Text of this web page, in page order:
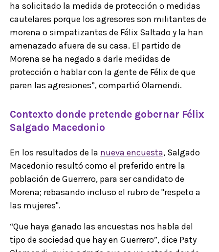
ha solicitado la medida de protección o medidas
cautelares porque los agresores son militantes de
morena o simpatizantes de Félix Saltado y la han
amenazado afuera de su casa. El partido de
Morena se ha negado a darle medidas de
protección o hablar con la gente de Félix de que
paren las agresiones”, compartió Olamendi.
Contexto donde pretende gobernar Félix
Salgado Macedonio
En los resultados de la nueva encuesta, Salgado
Macedonio resultó como el preferido entre la
población de Guerrero, para ser candidato de
Morena; rebasando incluso el rubro de "respeto a
las mujeres".
“Que haya ganado las encuestas nos habla del
tipo de sociedad que hay en Guerrero”, dice Paty